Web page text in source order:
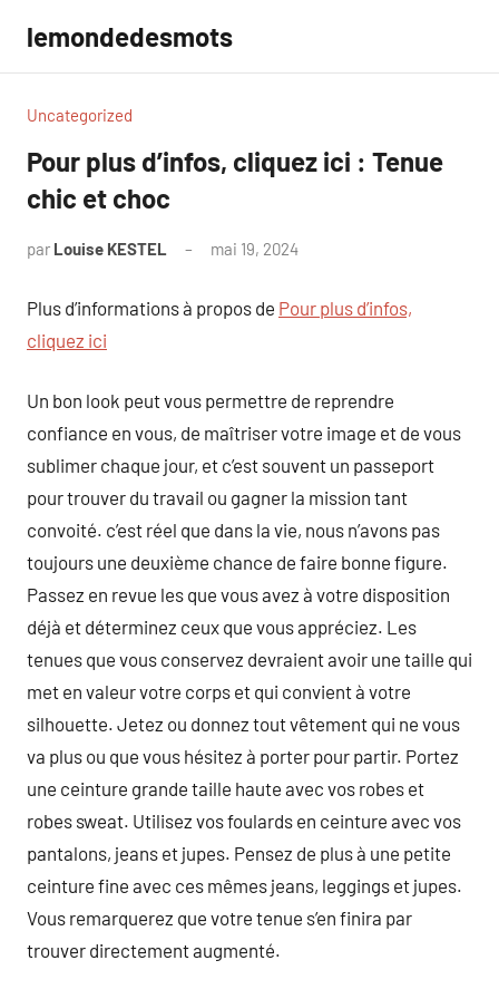
contenu
lemondedesmots
Uncategorized
Pour plus d’infos, cliquez ici : Tenue
chic et choc
par Louise KESTEL mai 19, 2024
Plus d’informations à propos de Pour plus d’infos,
cliquez ici
Un bon look peut vous permettre de reprendre
confiance en vous, de maîtriser votre image et de vous
sublimer chaque jour, et c’est souvent un passeport
pour trouver du travail ou gagner la mission tant
convoité. c’est réel que dans la vie, nous n’avons pas
toujours une deuxième chance de faire bonne figure.
Passez en revue les que vous avez à votre disposition
déjà et déterminez ceux que vous appréciez. Les
tenues que vous conservez devraient avoir une taille qui
met en valeur votre corps et qui convient à votre
silhouette. Jetez ou donnez tout vêtement qui ne vous
va plus ou que vous hésitez à porter pour partir. Portez
une ceinture grande taille haute avec vos robes et
robes sweat. Utilisez vos foulards en ceinture avec vos
pantalons, jeans et jupes. Pensez de plus à une petite
ceinture fine avec ces mêmes jeans, leggings et jupes.
Vous remarquerez que votre tenue s’en finira par
trouver directement augmenté.